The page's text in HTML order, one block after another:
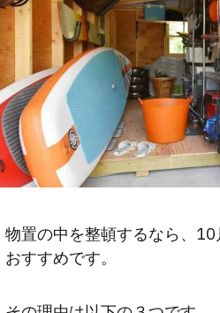
物置の中を整頓するなら、
おすすめです。